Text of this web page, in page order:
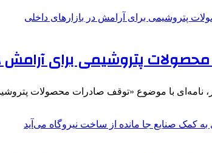
پتروشیمی‌ برای آرامش
نامه‌ای با موضوع «توقف صادرات محصولات